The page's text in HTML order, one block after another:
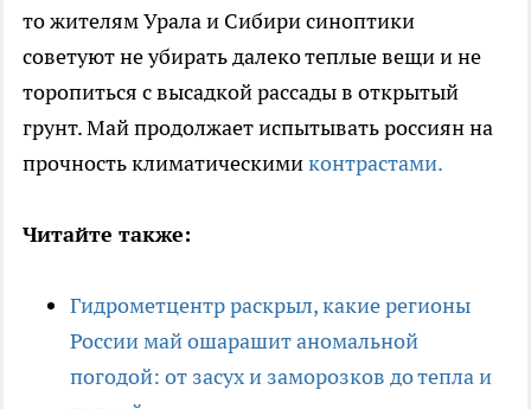
то жителям Урала и Сибири синоптики
советуют не убирать далеко теплые вещи и не
торопиться с высадкой рассады в открытый
грунт. Май продолжает испытывать россиян на
прочность климатическимиконтрастами.
Читайте также:
Гидрометцентр раскрыл, какие регионы
России май ошарашит аномальной
погодой: от засух и заморозков до тепла и